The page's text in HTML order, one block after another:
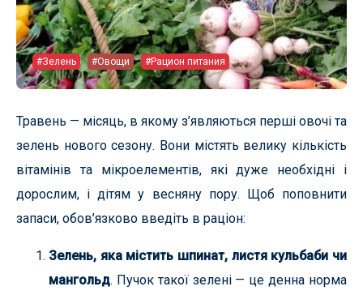
#Зелень #Овощи #Рацион питания
Травень — місяць, в якому з’являються перші овочі та
зелень нового сезону. Вони містять велику кількість
вітамінів та мікроелементів, які дуже необхідні і
дорослим, і дітям у весняну пору. Щоб поповнити
запаси, обов’язково введіть в раціон:
Зелень, яка містить шпинат, листя кульбаби чи
мангольд. Пучок такої зелені — це денна норма